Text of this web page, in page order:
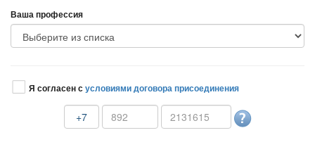
аша профессия
Я согласен сусловиями договора присоединения
+7